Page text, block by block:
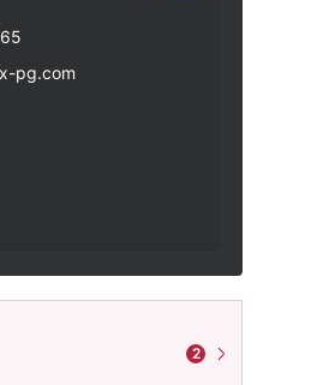
pg.com
2